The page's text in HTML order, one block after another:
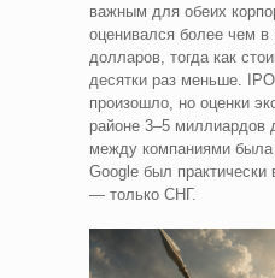
важным для обеих
оценивался более чем
долларов, тогда как
десятки раз меньше.
произошло, но оценки
районе 3–5 миллиардов
между компаниями была
Google был
— только СНГ.